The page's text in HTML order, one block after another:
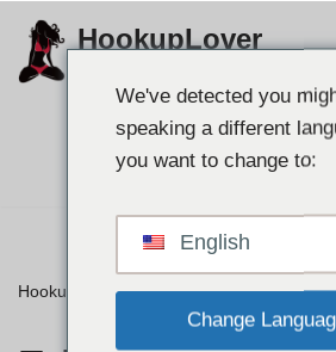
Langkau
HookupLover
Cari pasangan
HookupLover»⭐ Ulasan»Friendfinderx
We've detected you
speaking a different
you want to change to:
English
Change